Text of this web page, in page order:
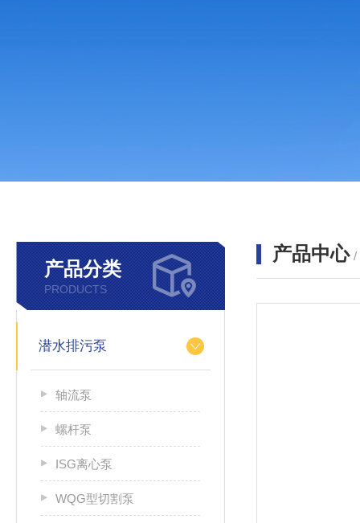
产品分类
PRODUCTS
潜水排污泵
轴流泵
螺杆泵
ISG离心泵
WQG型切割泵
产品中心 /